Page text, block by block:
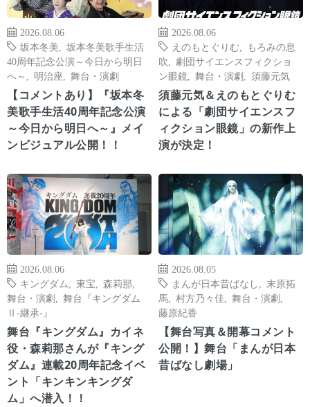
2026.08.06
坂本冬美
坂本冬美歌手生活
40周年記念公演～今日から明日
へ～
明治座 舞台・演劇
【コメントあり】『坂本冬
美歌手生活40周年記念公演
～今日から明日へ～』メイ
ンビジュアル公開！！
2026.08.06
えのもとぐりむ
もろみの息
吹
劇団サイエンスフィクショ
ン眼鏡
舞台・演劇 須藤元気
須藤元気＆えのもとぐりむ
による「劇団サイエンスフ
ィクション眼鏡」の新作上
演が決定！
2026.08.06
キングダム
東宝 森莉那
舞台・演劇
舞台『キングダム
Ⅱ-継承-』
舞台『キングダム』カイネ
役・森莉那さんが『キング
ダム』連載20周年記念イベ
ント「キンキンキングダ
ム」へ潜入！！
2026.08.05
まんが日本昔ばなし
末原拓
馬
村方乃々佳 舞台・演劇
藤原紀香
【舞台写真＆開幕コメント
公開！】舞台「まんが日本
昔ばなし劇場」